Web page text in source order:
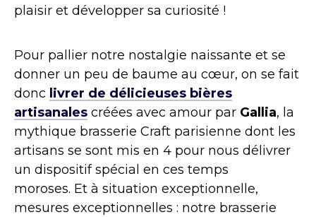
plaisir et développer sa curiosité !
Pour pallier notre nostalgie naissante et se
donner un peu de baume au cœur, on se fait
donc livrer de délicieuses bières
artisanales créées avec amour par Gallia, la
mythique brasserie Craft parisienne dont les
artisans se sont mis en 4 pour nous délivrer
un dispositif spécial en ces temps
moroses. Et à situation exceptionnelle,
mesures exceptionnelles : notre brasserie